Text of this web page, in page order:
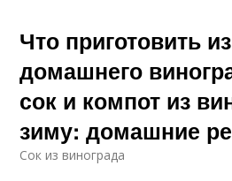
Что приготовить
домашнего
сок и компот из
зиму: домашние
Сок из винограда